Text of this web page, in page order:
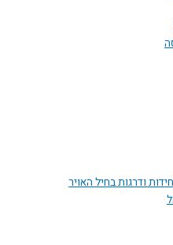
ודרגות בחיל האויר